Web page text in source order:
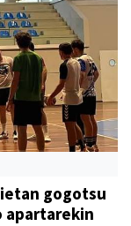
gogotsu
apartarekin